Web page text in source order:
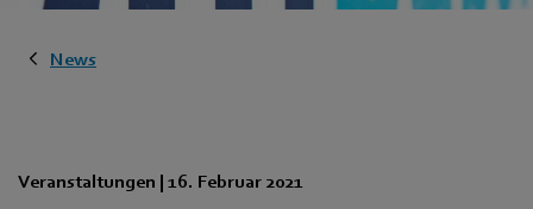
News
Veranstaltungen | 16. Februar 2021